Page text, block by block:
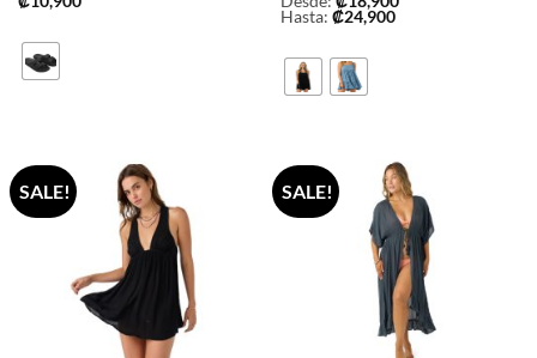
Hasta: ₡24,900
SALE! SALE!